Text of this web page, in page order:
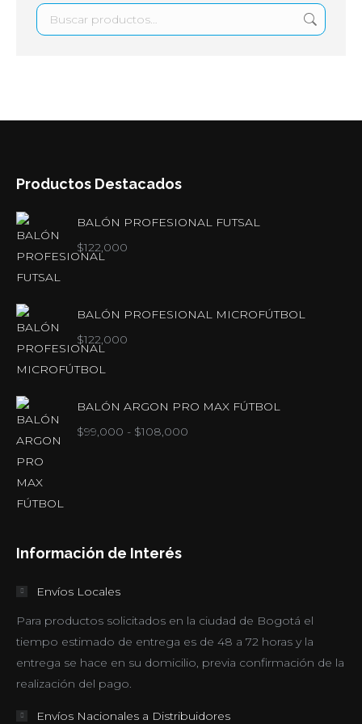
Productos Destacados
BALÓN PROFESIONAL FUTSAL
$122,000
BALÓN PROFESIONAL MICROFÚTBOL
$122,000
BALÓN ARGON PRO MAX FÚTBOL
$99,000 - $108,000
Información de Interés
Envíos Locales
Para productos solicitados en la ciudad de Bogotá el
tiempo estimado de entrega es de 48 a 72 horas y la
entrega se hace en su domicilio, previa confirmación de la
realización del pago.
Envíos Nacionales a Distribuidores